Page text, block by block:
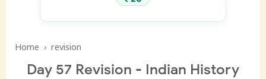
Home › revision
Day 57 Revision - Indian History